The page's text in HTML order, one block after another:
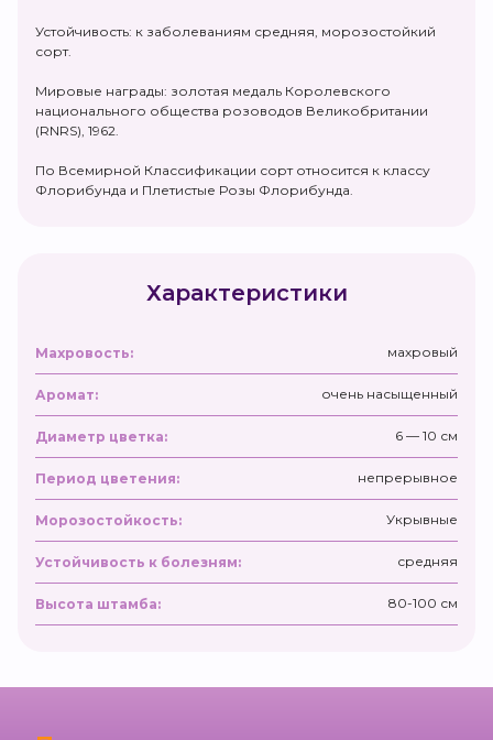
Устойчивость: к заболеваниям средняя, морозостойкий
сорт.
Мировые награды: золотая медаль Королевского
национального общества розоводов Великобритании
(RNRS), 1962.
По Всемирной Классификации сорт относится к классу
Флорибунда и Плетистые Розы Флорибунда.
Характеристики
Махровость: махровый
Аромат: очень насыщенный
Диаметр цветка: 6 — 10 см
Период цветения: непрерывное
Морозостойкость: Укрывные
Устойчивость к болезням: средняя
Высота штамба: 80-100 см